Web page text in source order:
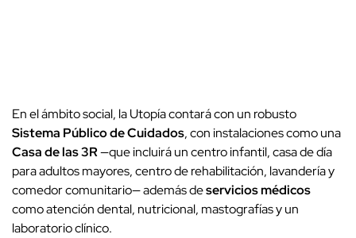
En el ámbito social, la Utopía contará con un robusto
Sistema Público de Cuidados, con instalaciones como una
Casa de las 3R—que incluirá un centro infantil, casa de día
para adultos mayores, centro de rehabilitación, lavandería y
comedor comunitario— además deservicios médicos
como atención dental, nutricional, mastografías y un
laboratorio clínico.